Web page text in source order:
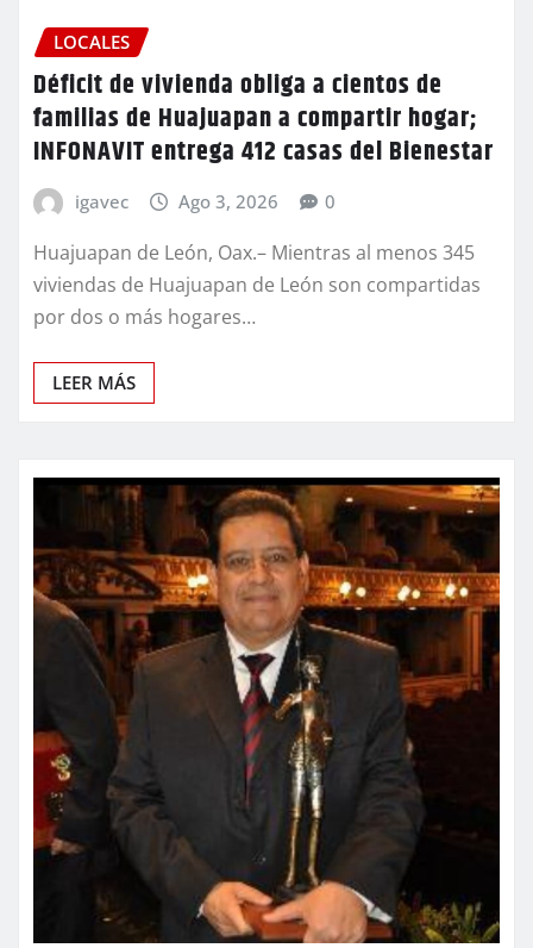
LOCALES
Déficit de vivienda obliga a cientos de
familias de Huajuapan a compartir hogar;
INFONAVIT entrega 412 casas del Bienestar
igavec Ago 3, 2026 0
Huajuapan de León, Oax.– Mientras al menos 345
viviendas de Huajuapan de León son compartidas
por dos o más hogares…
LEER MÁS